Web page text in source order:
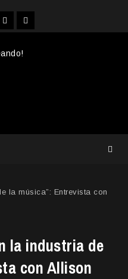
YouTubeTwitter
la música”: Entrevista con
la industria de
con Allison